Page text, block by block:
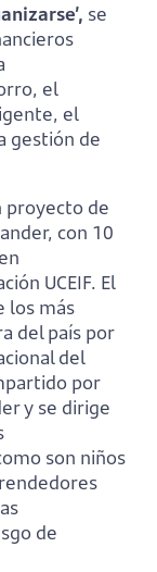
se
el
el
gestión de
proyecto de
con 10
UCEIF. El
los más
del país por
del
por
y se dirige
son niños
de